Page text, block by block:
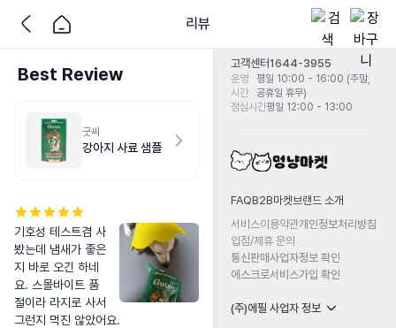
리뷰
Best Review
굿씨
강아지 사료 샘플
기호성 테스트겸 사
봤는데 냄새가 좋은
지 바로 오긴 하네
요. 스몰바이트 품
절이라 라지로 사서
그런지 먹진 않았어요.
고객센터1644-3955
운영
시간
평일 10:00 - 16:00 (주말,
공휴일 휴무)
점심시간평일 12:00 - 13:00
FAQB2B마켓 브랜드 소개
서비스이용약관개인정보처리방침
입점/제휴 문의
통신판매사업자정보 확인
에스크로서비스가입 확인
(주)에필 사업자 정보